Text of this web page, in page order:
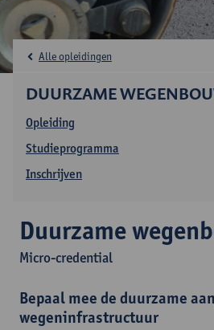
DUURZAME
Opleiding
Studieprogramma
Inschrijven
Alle opleidingen
Duurzame
Micro-credential
Bepaal mee de duurzame
wegeninfrastructuur